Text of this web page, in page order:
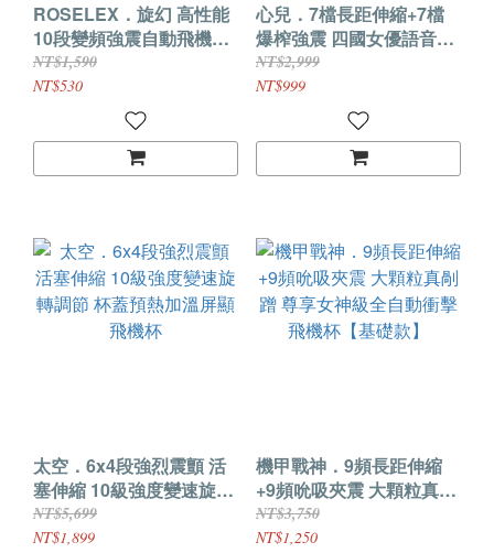
ROSELEX．旋幻 高性能
10段變頻強震自動飛機杯
【附吸盤底座】
NT$1,590
NT$530
心兒．7檔長距伸縮+7檔
爆榨強震 四國女優語音全
自動衝擊飛機杯
NT$2,999
NT$999
太空．6x4段強烈震顫 活
塞伸縮 10級強度變速旋轉
調節 杯蓋預熱加溫屏顯飛
機杯
NT$5,699
NT$1,899
機甲戰神．9頻長距伸縮
+9頻吮吸夾震 大顆粒真剮
蹭 尊享女神級全自動衝擊
飛機杯【基礎款】
NT$3,750
NT$1,250